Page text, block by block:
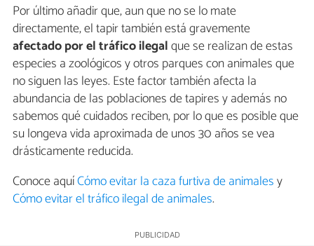
Por último añadir que, aun que no se lo mate
directamente, el tapir también está gravemente
afectado por el tráfico ilegalque se realizan de estas
especies a zoológicos y otros parques con animales que
no siguen las leyes. Este factor también afecta la
abundancia de las poblaciones de tapires y además no
sabemos qué cuidados reciben, por lo que es posible que
su longeva vida aproximada de unos 30 años se vea
drásticamente reducida.
Conoce aquíCómo evitar la caza furtiva de animalesy
Cómo evitar el tráfico ilegal de animales.